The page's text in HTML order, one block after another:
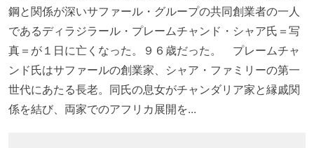
鋼と関係が深いサファール・グループの共同創業者の一人
であるディラジラール・プレームチャンド・シャア氏＝写
真＝が１日に亡くなった。９６歳だった。 プレームチャ
ンド氏はサファールの創業家、シャア・ファミリーの第一
世代にあたる長老。同氏の息女がチャンダリア家と縁戚関
係を結び、両家でのアフリカ展開を...